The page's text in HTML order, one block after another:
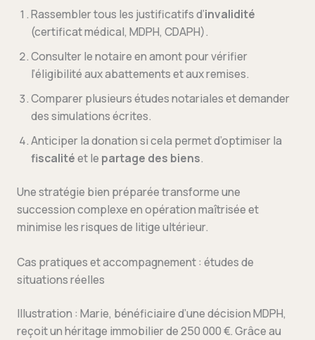
Rassembler tous les justificatifs d’invalidité
(certificat médical, MDPH, CDAPH).
Consulter le notaire en amont pour vérifier
l’éligibilité aux abattements et aux remises.
Comparer plusieurs études notariales et demander
des simulations écrites.
Anticiper la donation si cela permet d’optimiser la
fiscalitéet le partage des biens.
Une stratégie bien préparée transforme une
succession complexe en opération maîtrisée et
minimise les risques de litige ultérieur.
Cas pratiques et accompagnement : études de
situations réelles
Illustration : Marie, bénéficiaire d’une décision MDPH,
reçoit un héritage immobilier de 250 000 €. Grâce au